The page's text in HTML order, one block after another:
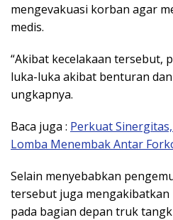
mengevakuasi korban agar
medis.
“Akibat kecelakaan tersebut,
luka-luka akibat benturan
ungkapnya.
Baca juga : Perkuat
Lomba Menembak Antar
Selain menyebabkan
tersebut juga
pada bagian depan truk